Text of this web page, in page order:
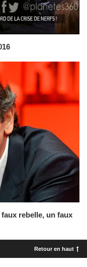
rebelle, un faux
Retour en haut